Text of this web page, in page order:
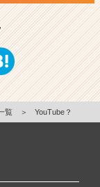
覧 ＞ YouTube？